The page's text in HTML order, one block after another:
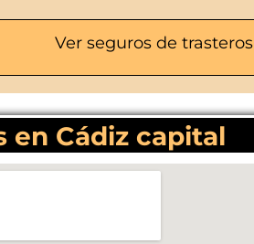
Ver seguros de trasteros
en Cádiz capital